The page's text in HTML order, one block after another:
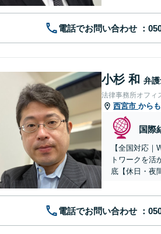
電話でお問い合わせ
小杉 和 弁
法律事務所オフィ
西宮市 から
国際
【全国対応
トワークを活
底【休日・夜
電話でお問い合わせ